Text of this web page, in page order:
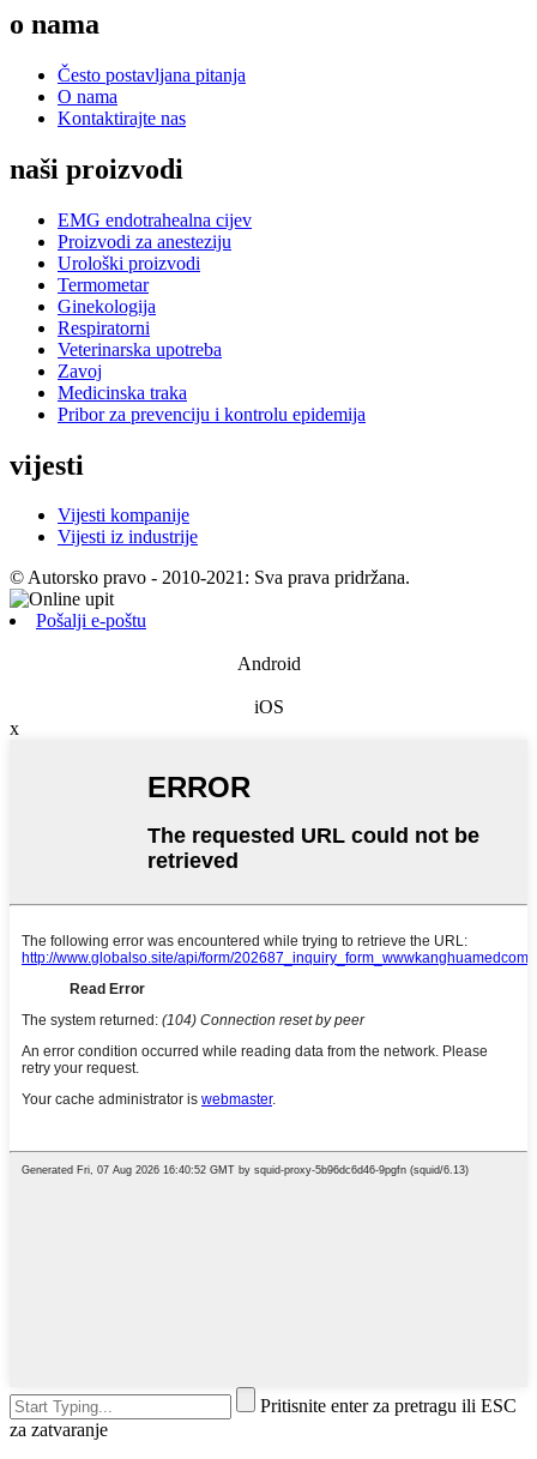
o nama
Često postavljana pitanja
O nama
Kontaktirajte nas
naši proizvodi
EMG endotrahealna cijev
Proizvodi za anesteziju
Urološki proizvodi
Termometar
Ginekologija
Respiratorni
Veterinarska upotreba
Zavoj
Medicinska traka
Pribor za prevenciju i kontrolu epidemija
vijesti
Vijesti kompanije
Vijesti iz industrije
© Autorsko pravo - 2010-2021: Sva prava pridržana.
Pošalji e-poštu
Android
iOS
x
Pritisnite enter za pretragu ili ESC
za zatvaranje